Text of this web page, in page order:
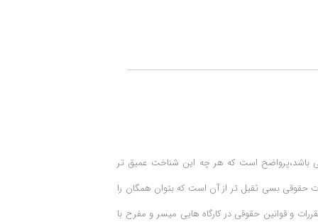
باشد،پرواضح است که هر چه این شناخت عمیق تر
حقوقی بسی ثقیل تر از آن است که بتوان همگان را
و قوانین حقوقی در کارگاه هایی میسر و مفرح با